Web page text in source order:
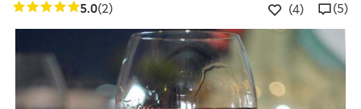
5.0(2) (4) (5)